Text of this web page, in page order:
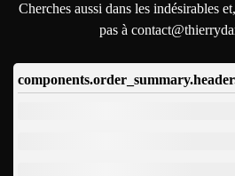
Cherches aussi dans les indésirables
pas à